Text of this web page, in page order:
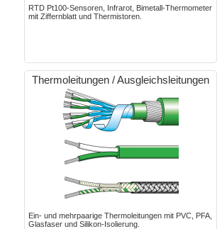
RTD Pt100-Sensoren, Infrarot, Bimetall-Thermometer
mit Ziffernblatt und Thermistoren.
Thermoleitungen / Ausgleichsleitungen
Ein- und mehrpaarige Thermoleitungen mit PVC, PFA,
Glasfaser und Silikon-Isolierung.